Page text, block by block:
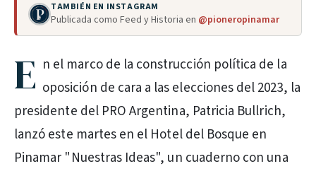
TAMBIÉN EN INSTAGRAM
Publicada como Feed y Historia en @pioneropinamar
E n el marco de la construcción política de la
oposición de cara a las elecciones del 2023, la
presidente del PRO Argentina, Patricia Bullrich,
lanzó este martes en el Hotel del Bosque en
Pinamar "Nuestras Ideas", un cuaderno con una